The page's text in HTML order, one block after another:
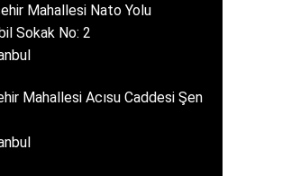
Mahallesi Nato Yolu
Sokak No: 2
Mahallesi Acısu Caddesi Şen